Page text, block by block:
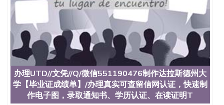
办理UTD//文凭//Q/微信551190476制作达拉斯德州大
学【毕业证成绩单】/办理真实可查留信网认证，快速制
作电子图，录取通知书、学历认证、在读证明T